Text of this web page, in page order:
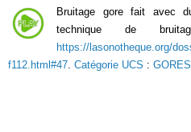
Bruitage gore fait avec
technique de
https://lasonotheque.org/
f112.html#47. Catégorie UCS :